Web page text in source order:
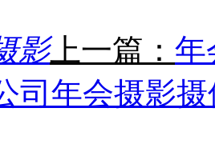
影上一篇： 年
司年会摄影